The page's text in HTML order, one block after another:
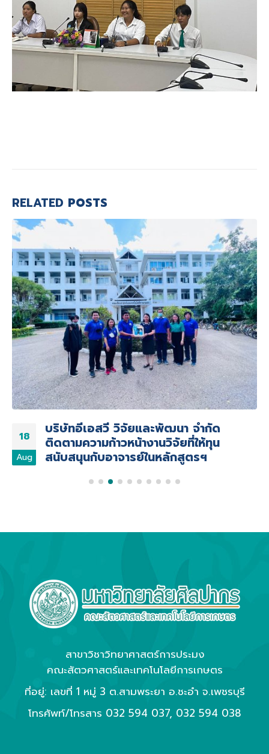
RELATED POSTS
18
Aug
บริษัทอีเอสวี วิจัยและพัฒนา จำกัด
ติดตามความก้าวหน้างานวิจัยที่ให้ทุน
สนับสนุนกับอาจารย์ในหลักสูตรฯ
สาขาวิชาวิทยาศาสตร์การประมง
คณะสัตวศาสตร์และเทคโนโลยีการเกษตร
ที่อยู่: เลขที่ 1 หมู่ 3 ต.สามพระยา อ.ชะอำ จ.เพชรบุรี
โทรศัพท์/โทรสาร 032 594 037, 032 594 038